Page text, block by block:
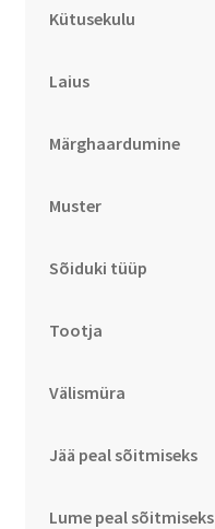
Kütusekulu
Laius
Märghaardumine
Muster
Sõiduki tüüp
Tootja
Välismüra
Jää peal sõitmiseks
Lume peal sõitmiseks